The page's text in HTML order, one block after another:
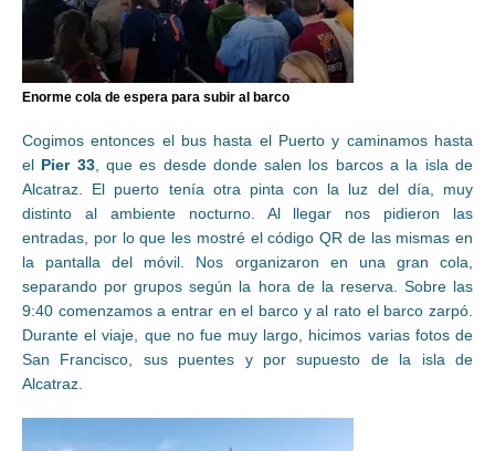
Enorme cola de espera para subir al barco
Cogimos entonces el bus hasta el Puerto y caminamos hasta
el Pier 33, que es desde donde salen los barcos a la isla de
Alcatraz. El puerto tenía otra pinta con la luz del día, muy
distinto al ambiente nocturno. Al llegar nos pidieron las
entradas, por lo que les mostré el código QR de las mismas en
la pantalla del móvil. Nos organizaron en una gran cola,
separando por grupos según la hora de la reserva. Sobre las
9:40 comenzamos a entrar en el barco y al rato el barco zarpó.
Durante el viaje, que no fue muy largo, hicimos varias fotos de
San Francisco, sus puentes y por supuesto de la isla de
Alcatraz.